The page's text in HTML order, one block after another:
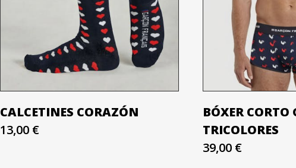
CALCETINES CORAZÓN
13,00 €
BÓXER CORTO
TRICOLORES
39,00 €